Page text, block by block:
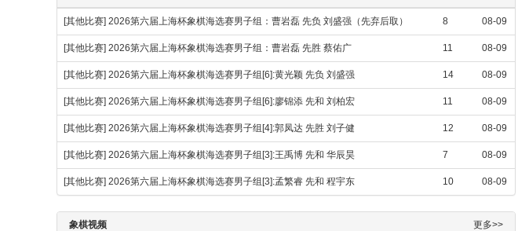
[其他比赛] 2026第六届上海杯象棋海选赛男子组：曹岩磊 先负 刘盛强（先弃后取） 8 08-09
[其他比赛] 2026第六届上海杯象棋海选赛男子组：曹岩磊 先胜 蔡佑广 11 08-09
[其他比赛] 2026第六届上海杯象棋海选赛男子组[6]:黄光颖 先负 刘盛强 14 08-09
[其他比赛] 2026第六届上海杯象棋海选赛男子组[6]:廖锦添 先和 刘柏宏 11 08-09
[其他比赛] 2026第六届上海杯象棋海选赛男子组[4]:郭凤达 先胜 刘子健 12 08-09
[其他比赛] 2026第六届上海杯象棋海选赛男子组[3]:王禹博 先和 华辰昊 7 08-09
[其他比赛] 2026第六届上海杯象棋海选赛男子组[3]:孟繁睿 先和 程宇东 10 08-09
象棋视频 更多>>